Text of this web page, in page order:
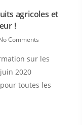
agricoles et
!
Comments
sur les
2020
toutes les